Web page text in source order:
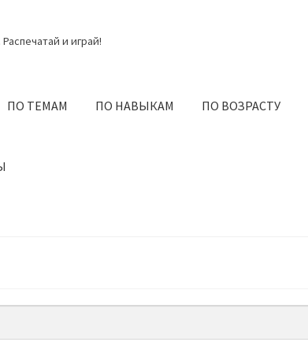
и играй!
ПО ТЕМАМ ПО НАВЫКАМ ПО ВОЗРАСТУ